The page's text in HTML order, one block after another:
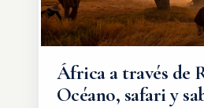
África a través de
Océano, safari y